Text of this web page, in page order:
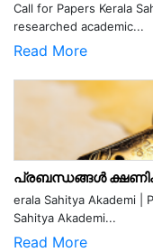
Call for Papers Kerala
researched academic...
Read More
പ്രബന്ധങ്ങൾ
erala Sahitya Akademi |
Sahitya Akademi...
Read More